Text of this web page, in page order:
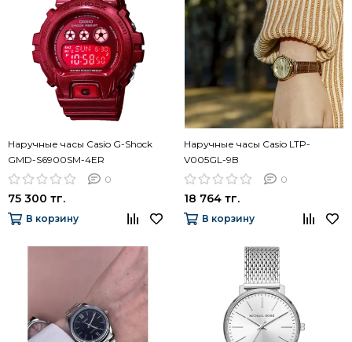
Наручные часы Casio G-Shock
GMD-S6900SM-4ER
0
75 300 тг.
В корзину
Наручные часы Casio LTP-
V005GL-9B
0
18 764 тг.
В корзину